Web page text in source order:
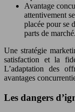
Avantage
attentivement
placée pour se
parts de marché.
Une stratégie
satisfaction et la
L’adaptation des
avantages
Les dangers